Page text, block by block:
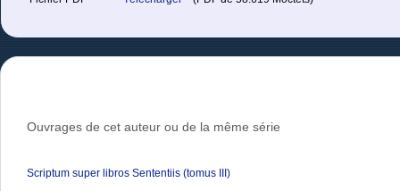
Ouvrages de cet auteur ou de la même série
Scriptum super libros Sententiis (tomus III)